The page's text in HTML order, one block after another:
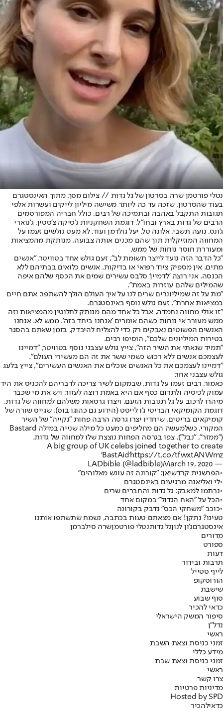
נטלי פורטמן שרה בסרטון של גל גדות // צילום מסך, מתוך האינסטגרם
בעוד שהסרטון, שזכה עד כה ליותר משישה מיליון לייקים ועשרות אלפי
תגובות התקבל באהבה ובתמיכה של רבים, כולל חבריה המפורסמים
הרבים של גדות בארץ ובחו"ל, דוגמת השחקניות ג'סיקה צ'סטין, ג'נוארי
ג'ונס, נועה תשבי, אלונה טל, יעל גולדמן ועוד, לא מעט גולשים זעמו על
המחווה המוזיקלית תוך שהם מכנים אותה צבועה, מנותקת מהמציאות
ומעוררת חוסר נוחות של ממש.
"כל הדבר הזה נועד לייצר תשומת לב", זעם גולש אחד בטוויטר. "אנשים
מתים. אין מספיק ציוד רפואי או בדיקות. אנשים כלואים בבתיהם ללא
הכנסה. אני רוצה 'לדמיין' סלבס עשירים שמים את הכסף שלהם איפה
שהמילים שלהם עוזרות באמת".
"מת על זה שמיליונרים שרים לנו על איך העולם הולך להשתפר. אתם חיים
במציאות אחרת", זעם גולש נוסף באינסטגרם.
"זו אולי מחווה נחמדה, אבל כל אחד מהם מנותק לחלוטין מהמציאות וזה
ממש מעורר אי נוחות כשהם אומרים 'אנחנו ביחד בזה'. ממש לא. אנחנו
האנשים הפשוטים נאבקים רק כדי להצליח להיבדק, בזמן שאתם בהסגר
בטירות המיליונים שלכם", הוסיפו רבים.
"תמיד שנאתי את השיר הזה", צייץ גולש עצבני נוסף בטוויטר, "דמיינו
לעצמכם אנשים ללא רכוש כשמי ששר את זה הם מעשירי העולם".
"דמיינו לעצמכם את כל האנשים אוכלים את האנשים העשירים", צייץ בלעג
גולש עצבני אחר.
כאמור, רבים זעמו על גדות, שבמקום לשיר צריכה לדבריהם להכניס את היד
עמוק לכיסיה ולתרום כסף אם היא באמת רוצה לעזור, ויש את מי שכבר
מיהרו לרכוב על גל תגובות הזעם, ויצרו גרסאות משלהם למחווה של גדות,
דוגמת הקומיקאי הבריטי ג'ו לייסט (הידוע גם כהוגו בוס), שגייס שורה של
קומיקאים בריטים, שיחדיו יצרו גרסה הרבה פחות "נקייה" של השיר
המקורי, כשלמעשה הם מחליפים כמעט כל מילה שנייה במילה Bastard
("ממזר", "נבל"). צפו בגרסה הפחות נוצצת שלו למחווה של גדות.
A big group of UK celebs joined together to create
'BastAid'https://t.co/tfwxtANWmz
— LADbible (@ladbible)
March 19, 2020
•הפרשנית קרדשיאן: "קורונה זה עונש מאלוהים"
•לי ואליאנה מרגיעים באינסטגרם
•נרתמו למאבק: גל גדות והחברים שרים
•הכל על "האח הגדול" במקום אחד
•כוכב "משחקי הכס" נדבק בקורונה
טעינו? נתקן! אם מצאתם טעות בכתבה, נשמח שתשתפו אותנו
אינסטגרםג'ון לנוןגל גדותנטלי פורטמןשרה סילברמן
מדורים
ספורט
דעות
תרבות ובידור
לייף סטייל
הורוסקופ
שישבת
סוף שבוע
כדאי להכיר
סיפור המשק הישראלי
נדל"ן
ראשי
זמני כניסת וצאת השבת
מידע כללי
זמני כניסת וצאת שבת
ראשי
צרו קשר
מדיניות פרטיות
Hosted by SPD
כדאילהכיר